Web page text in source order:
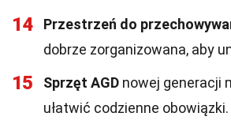
14 Przestrzeń do
dobrze zorganizowana, aby
15 Sprzęt AGD nowej generacji
ułatwić codzienne obowiązki.